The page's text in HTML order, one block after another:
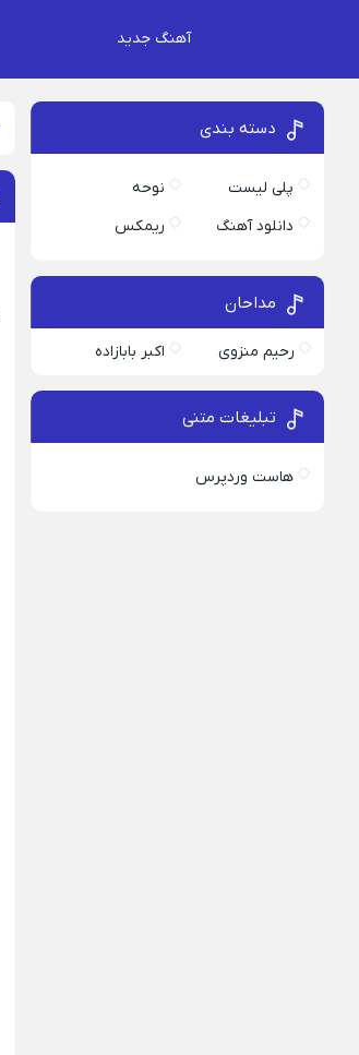
آهنگ جدید
دسته بندی
پلی لیست
نوحه
دانلود آهنگ
ریمکس
مداحان
رحیم منزوی اکبر بابازاده
تبلیغات متنی
هاست وردپرس